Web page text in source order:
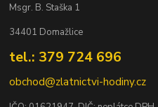
Msgr. B. Staška 1
34401 Domažlice
tel.: 379 724 696
obchod@zlatnictvi-hodiny.cz